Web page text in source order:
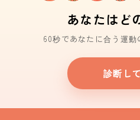
あなたはど
60秒であなたに合う運
診断し